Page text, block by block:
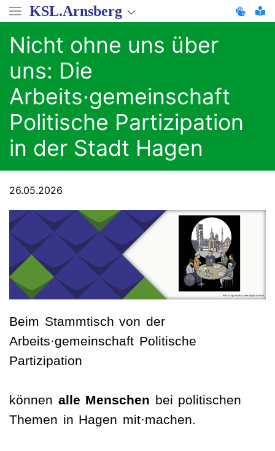
Direkt
zum
Inhalt
KSL.Arnsberg
Nicht ohne uns über
uns: Die
Arbeits·gemeinschaft
Politische Partizipation
in der Stadt Hagen
26.05.2026
Beim Stammtisch von der
Arbeits·gemeinschaft Politische
Partizipation
können alle Menschen bei politischen
Themen in Hagen mit·machen.